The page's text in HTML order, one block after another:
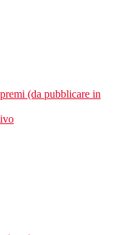
(da pubblicare in